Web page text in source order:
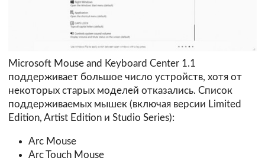
Microsoft Mouse and Keyboard Center 1.1
поддерживает большое число устройств, хотя от
некоторых старых моделей отказались. Список
поддерживаемых мышек (включая версии Limited
Edition, Artist Edition и Studio Series):
Arc Mouse
Arc Touch Mouse